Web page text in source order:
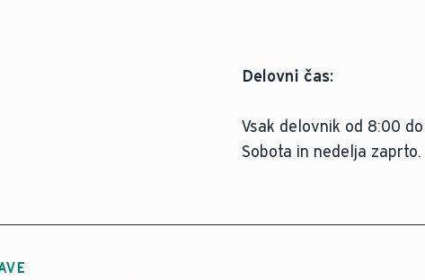
Delovni čas:
Vsak delovnik od 8:00
Sobota in nedelja zaprto.